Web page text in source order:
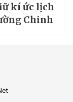
kí ức lịch
Chinh